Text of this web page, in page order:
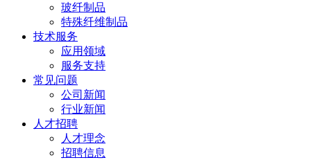
玻纤制品
特殊纤维制品
技术服务
应用领域
服务支持
常见问题
公司新闻
行业新闻
人才招聘
人才理念
招聘信息